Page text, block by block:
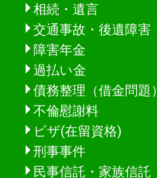
相続・遺言
交通事故・後遺障害
障害年金
過払い金
債務整理（借金問題）
不倫慰謝料
ビザ(在留資格)
刑事事件
民事信託・家族信託